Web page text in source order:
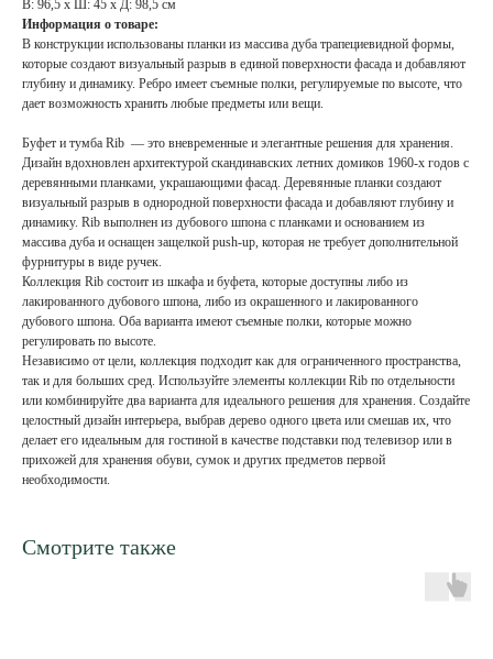
В: 96,5 х Ш: 45 х Д: 98,5 см
Информация о товаре:
В конструкции использованы планки из массива дуба трапециевидной формы,
которые создают визуальный разрыв в единой поверхности фасада и добавляют
глубину и динамику. Ребро имеет съемные полки, регулируемые по высоте, что
дает возможность хранить любые предметы или вещи.
Буфет и тумба Rib — это вневременные и элегантные решения для хранения.
Дизайн вдохновлен архитектурой скандинавских летних домиков 1960-х годов с
деревянными планками, украшающими фасад. Деревянные планки создают
визуальный разрыв в однородной поверхности фасада и добавляют глубину и
динамику. Rib выполнен из дубового шпона с планками и основанием из
массива дуба и оснащен защелкой push-up, которая не требует дополнительной
фурнитуры в виде ручек.
Коллекция Rib состоит из шкафа и буфета, которые доступны либо из
лакированного дубового шпона, либо из окрашенного и лакированного
дубового шпона. Оба варианта имеют съемные полки, которые можно
регулировать по высоте.
Независимо от цели, коллекция подходит как для ограниченного пространства,
так и для больших сред. Используйте элементы коллекции Rib по отдельности
или комбинируйте два варианта для идеального решения для хранения. Создайте
целостный дизайн интерьера, выбрав дерево одного цвета или смешав их, что
делает его идеальным для гостиной в качестве подставки под телевизор или в
прихожей для хранения обуви, сумок и других предметов первой
необходимости.
Смотрите также